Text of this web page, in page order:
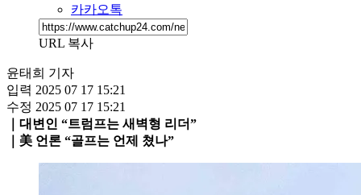
카카오톡
URL 복사
윤태희 기자
입력 2025 07 17 15:21
수정 2025 07 17 15:21
｜대변인 “트럼프는 새벽형 리더”
｜美 언론 “골프는 언제 쳤나”